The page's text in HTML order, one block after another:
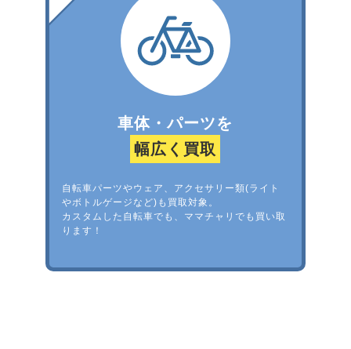
車体・パーツを
幅広く買取
自転車パーツやウェア、アクセサリー類(ライト
やボトルゲージなど)も買取対象。
カスタムした自転車でも、ママチャリでも買い取
ります！